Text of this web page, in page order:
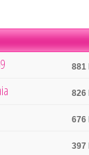
881
826
676
397